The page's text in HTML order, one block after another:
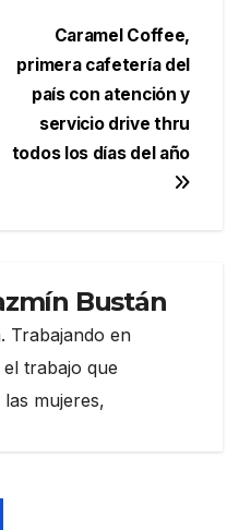
Caramel Coffee,
primera cafetería del
país con atención y
servicio drive thru
todos los días del año
Bustán
Trabajando en
trabajo que
mujeres,